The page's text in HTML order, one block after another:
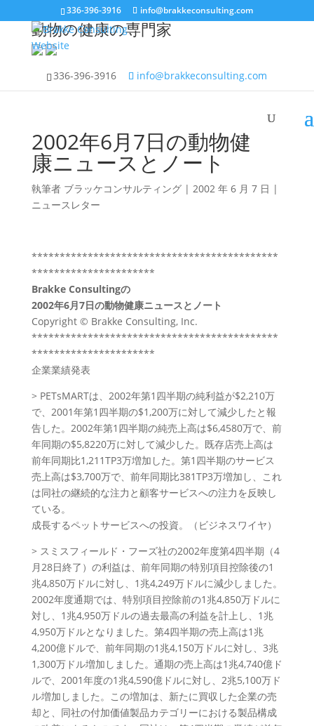
336-396-3916 info@brakkeconsulting.com
動物の健康の専門家
336-396-3916 info@brakkeconsulting.com
2002年6月7日の動物健
康ニュースとノート
執筆者 ブラッケコンサルティング| 2002 年 6 月 7 日 |
ニュースレター
********************************************
**********************
Brakke Consultingの
2002年6月7日の動物健康ニュースとノート
Copyright © Brakke Consulting, Inc.
********************************************
**********************
企業業績発表
> PETsMARTは、2002年第1四半期の純利益が$2,210万
で、2001年第1四半期の$1,200万に対して減少したと報
告した。2002年第1四半期の純売上高は$6,4580万で、前
年同期の$5,8220万に対して減少した。既存店売上高は
前年同期比1,211TP3万増加した。第1四半期のサービス
売上高は$3,700万で、前年同期比381TP3万増加し、これ
は同社の継続的な注力と顧客サービスへの注力を反映し
ている。
成長するペットサービスへの投資。（ビジネスワイヤ）
> スミスフィールド・フーズ社の2002年度第4四半期（4
月28日終了）の利益は、前年同期の特別項目控除後の1
兆4,850万ドルに対し、1兆4,249万ドルに減少しました。
2002年度通期では、特別項目控除前の1兆4,850万ドルに
対し、1兆4,950万ドルの過去最高の利益を計上し、1兆
4,950万ドルとなりました。第4四半期の売上高は1兆
4,200億ドルで、前年同期の1兆4,150万ドルに対し、3兆
1,300万ドル増加しました。通期の売上高は1兆4,740億ド
ルで、2001年度の1兆4,590億ドルに対し、2兆5,100万ド
ル増加しました。この増加は、新たに買収した企業の売
却と、同社の付加価値製品カテゴリーにおける製品構成